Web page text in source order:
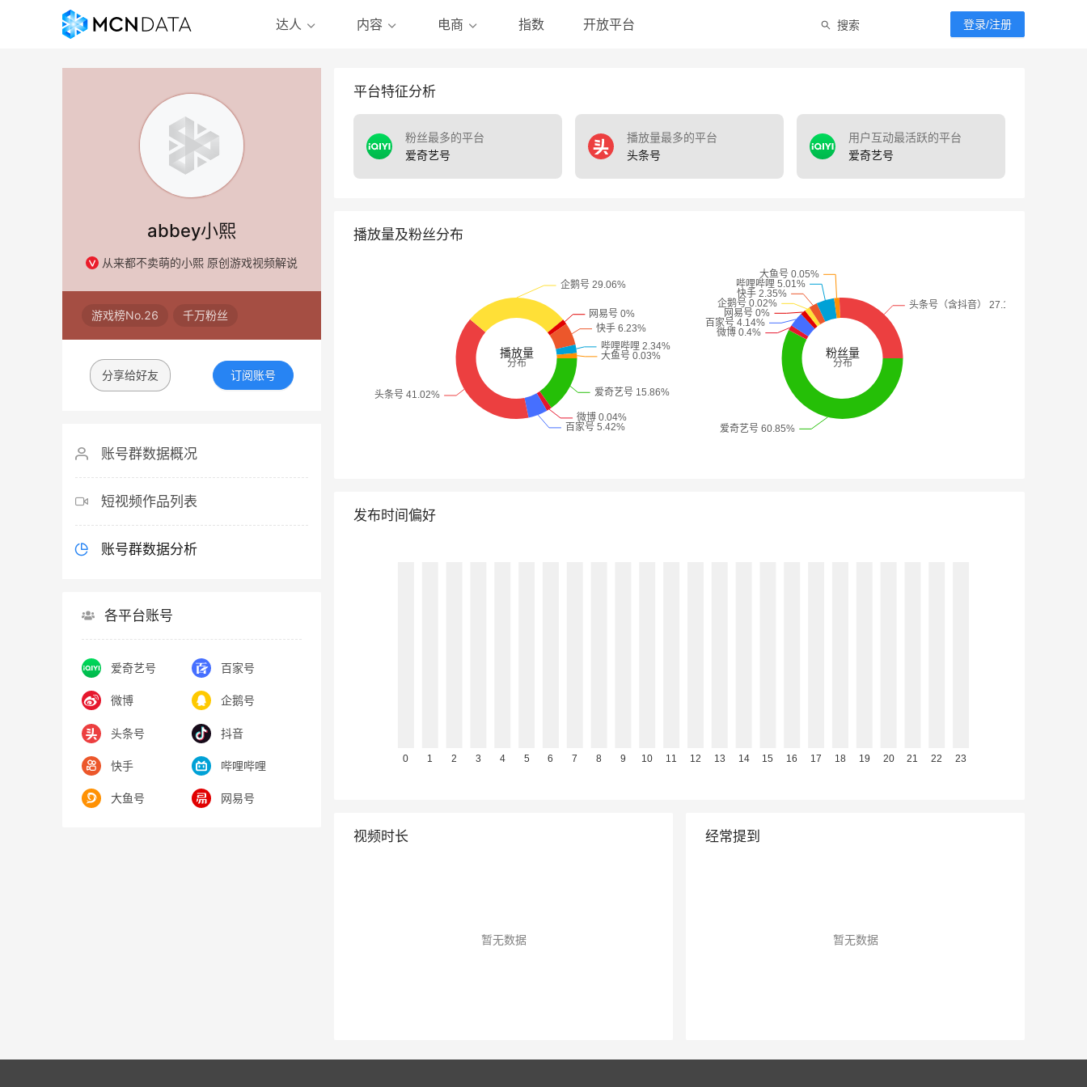
达人 内容 电商 指数 开放平台 搜索 登录/注册
abbey小熙
从来都不卖萌的小熙 原创游戏视频解说
游戏榜No.26 千万粉丝
分享给好友 订阅账号
账号群数据概况
短视频作品列表
账号群数据分析
各平台账号
爱奇艺号 百家号
微博 企鹅号
头条号 抖音
快手 哔哩哔哩
大鱼号 网易号
平台特征分析
粉丝最多的平台
爱奇艺号
播放量最多的平台
头条号
用户互动最活跃的平台
爱奇艺号
播放量及粉丝分布
发布时间偏好
视频时长
暂无数据
经常提到
暂无数据